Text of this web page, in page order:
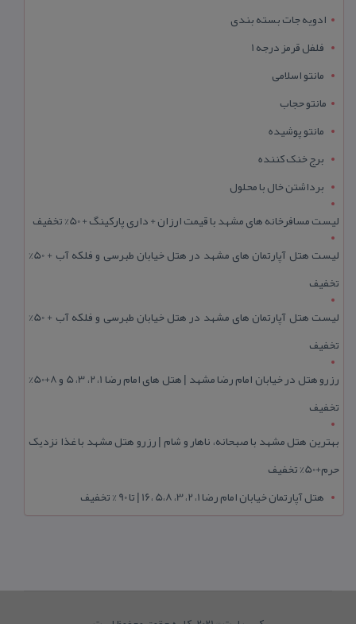
ادویه جات بسته بندی
فلفل قرمز درجه 1
مانتو اسلامی
مانتو حجاب
مانتو پوشیده
برج خنک کننده
برداشتن خال با محلول
لیست مسافرخانه های مشهد با قیمت ارزان + داری پارکینگ + 50% تخفیف
لیست هتل آپارتمان های مشهد در هتل خیابان طبرسی و فلکه آب + 50%
تخفیف
لیست هتل آپارتمان های مشهد در هتل خیابان طبرسی و فلکه آب + 50%
تخفیف
رزرو هتل در خیابان امام رضا مشهد | هتل‌ های امام رضا 1، 2، 3، 5 و 8+50%
تخفیف
بهترین هتل مشهد با صبحانه، ناهار و شام | رزرو هتل مشهد با غذا نزدیک
حرم+50% تخفیف
هتل آپارتمان خیابان امام رضا 1، 2، 3، 5،8 ،16 | تا 90 % تخفیف